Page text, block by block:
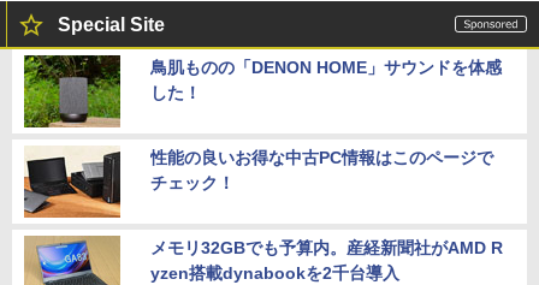
Special Site
鳥肌ものの「DENON HOME」サウンドを体感
した！
性能の良いお得な中古PC情報はこのページで
チェック！
メモリ32GBでも予算内。産経新聞社がAMD R
yzen搭載dynabookを2千台導入